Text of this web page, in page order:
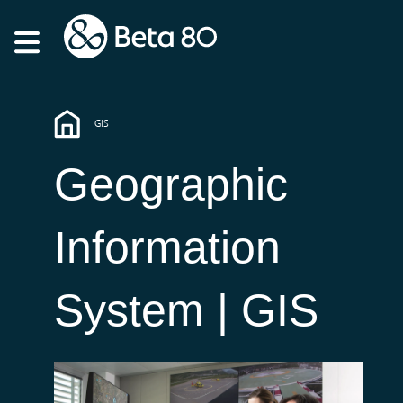
GIS
Geographic
Information
System | GIS